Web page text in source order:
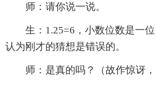
师：请你说一说。
生：1.25=6，小数位数是一
认为刚才的猜想是错误的。
师：是真的吗？（故作惊讶，